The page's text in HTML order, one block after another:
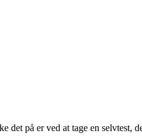
det på er ved at tage en selvtest,